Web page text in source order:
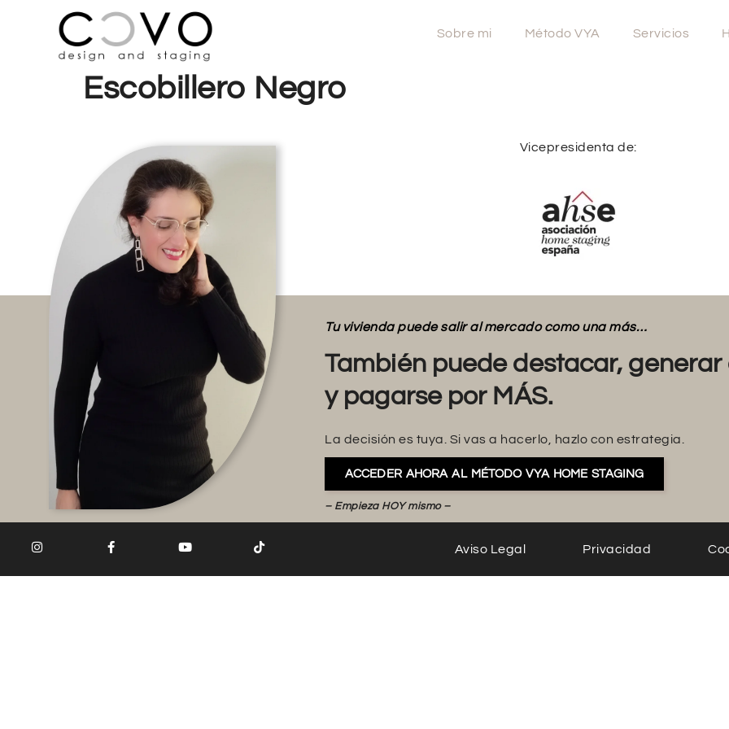
Sobre mi Método VYA Servicios
Escobillero Negro
Vicepresidenta de:
Tu vivienda puede salir al mercado como una más…
También puede destacar, generar
y pagarse por MÁS.
La decisión es tuya. Si vas a hacerlo, hazlo con estrategia.
ACCEDER AHORA AL MÉTODO VYA HOME STAGING
– Empieza HOY mismo –
Aviso Legal Privacidad